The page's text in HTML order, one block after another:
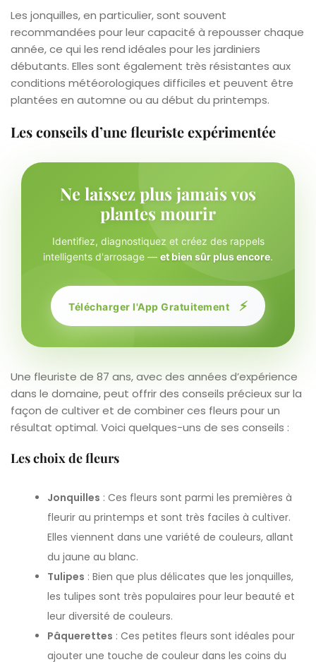
Les jonquilles, en particulier, sont souvent
recommandées pour leur capacité à repousser chaque
année, ce qui les rend idéales pour les jardiniers
débutants. Elles sont également très résistantes aux
conditions météorologiques difficiles et peuvent être
plantées en automne ou au début du printemps.
Les conseils d’une fleuriste expérimentée
Ne laissez plus jamais vos
plantes mourir
Identifiez, diagnostiquez et créez des rappels
intelligents d'arrosage — et bien sûr plus encore.
Télécharger l'App Gratuitement ⚡
Une fleuriste de 87 ans, avec des années d’expérience
dans le domaine, peut offrir des conseils précieux sur la
façon de cultiver et de combiner ces fleurs pour un
résultat optimal. Voici quelques-uns de ses conseils :
Les choix de fleurs
Jonquilles : Ces fleurs sont parmi les premières à
fleurir au printemps et sont très faciles à cultiver.
Elles viennent dans une variété de couleurs, allant
du jaune au blanc.
Tulipes : Bien que plus délicates que les jonquilles,
les tulipes sont très populaires pour leur beauté et
leur diversité de couleurs.
Pâquerettes : Ces petites fleurs sont idéales pour
ajouter une touche de couleur dans les coins du